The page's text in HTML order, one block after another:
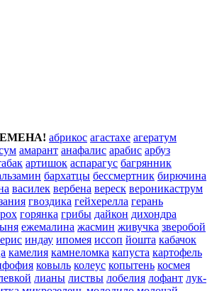
абрикос агастахе агератум
амарант анафалис арабис арбуз
артишок аспарагус багрянник
бархатцы бессмертник бирючина
василек вербена вереск вероникаструм
гвоздика гейхерелла герань
горянка грибы дайкон дихондра
ежемалина жасмин живучка зверобой
индау ипомея иссоп йошта кабачок
камелия камнеломка капуста картофель
ковыль колеус копытень космея
лианы листвы лобелия лофант лук-